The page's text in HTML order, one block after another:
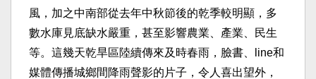
風，加之中南部從去年中秋節後的乾季較明顯，多
數水庫見底缺水嚴重，甚至影響農業、產業、民生
等。這幾天乾旱區陸續傳來及時春雨，臉書、line和
媒體傳播城鄉間降雨聲影的片子，令人喜出望外，